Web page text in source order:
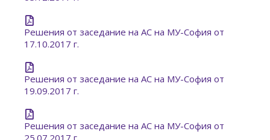
Решения от заседание на АС на МУ-София от
17.10.2017 г.
Решения от заседание на АС на МУ-София от
19.09.2017 г.
Решения от заседание на АС на МУ-София от